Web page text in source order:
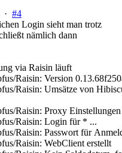
· #4
Login sieht man trotz
nämlich dann
via Raisin läuft
Raisin: Version
Raisin: Umsätze von
Raisin: Proxy Einstellungen
Raisin: Login für * ...
Raisin: Passwort für
Raisin: WebClient erstellt